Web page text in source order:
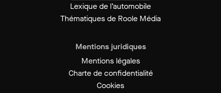
Lexique de l’automobile
Thématiques de Roole Média
Mentions juridiques
Mentions légales
Charte de confidentialité
Cookies